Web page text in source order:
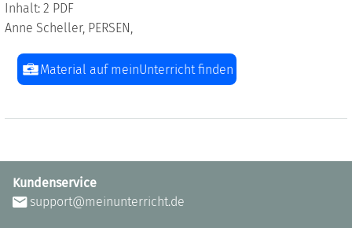
Inhalt: 2 PDF
Anne Scheller, PERSEN,
Material auf meinUnterricht finden
Kundenservice
support@meinunterricht.de